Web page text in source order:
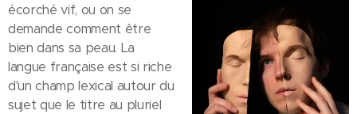
écorché vif, ou on se
demande comment être
bien dans sa peau. La
langue française est si riche
d'un champ lexical autour du
sujet que le titre au pluriel